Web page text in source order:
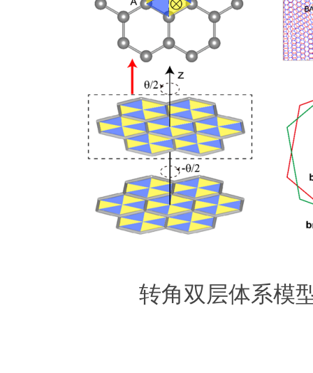
转角双层体系模